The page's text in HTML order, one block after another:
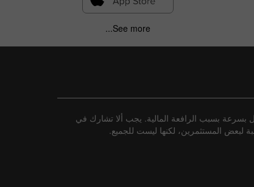
See more...
بسرعة بسبب الرافعة المالية. يجب ألا تشارك في
لبعض المستثمرين، لكنها ليست للجميع.